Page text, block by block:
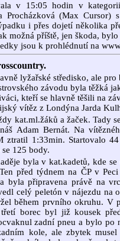
v 15:05 hodin v
Procházková (Max Cursor)
i přes dojetí několika
možná příště, jen škoda,
jsou k prohlédnutí na
lyžařské středisko, ale pro
závodu byla těžká
kteří se hlavně těšili na
vítěz z Londýna Jarda
kat.ml.žáků a žaček. Tady
Adam Bernát. Na
ztratil 1:33min. Startovalo
125 body.
byla v kat.kadetů, kde
před týdnem na ČP v
byla připravena právě na
celý peletón v nájezdu na
během prvního okruhu. V
borec byl již kousek
zadní pneu a bylo po
kole, ale zbytek